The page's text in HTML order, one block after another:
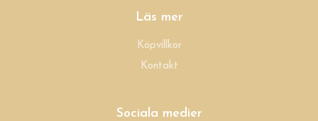
Läs mer
Köpvillkor
Kontakt
Sociala medier